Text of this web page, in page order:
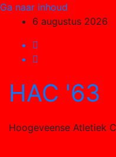
Ga naar inhoud
6 augustus 2026
HAC '63
Hoogeveense Atletiek